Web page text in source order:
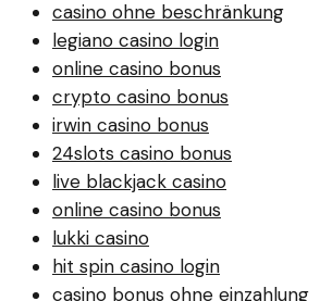
casino ohne beschränkung
legiano casino login
online casino bonus
crypto casino bonus
irwin casino bonus
24slots casino bonus
live blackjack casino
online casino bonus
lukki casino
hit spin casino login
casino bonus ohne einzahlung